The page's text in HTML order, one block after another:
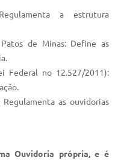
a estrutura
de Minas: Define as
Federal no 12.527/2011):
as ouvidorias
Ouvidoria própria, e é